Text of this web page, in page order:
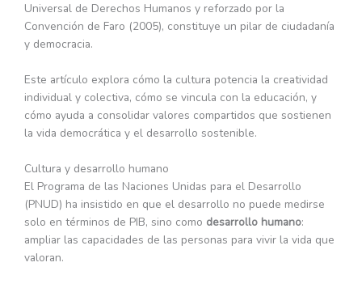
Universal de Derechos Humanos y reforzado por la
Convención de Faro (2005), constituye un pilar de ciudadanía
y democracia.
Este artículo explora cómo la cultura potencia la creatividad
individual y colectiva, cómo se vincula con la educación, y
cómo ayuda a consolidar valores compartidos que sostienen
la vida democrática y el desarrollo sostenible.
Cultura y desarrollo humano
El Programa de las Naciones Unidas para el Desarrollo
(PNUD) ha insistido en que el desarrollo no puede medirse
solo en términos de PIB, sino como desarrollo humano:
ampliar las capacidades de las personas para vivir la vida que
valoran.